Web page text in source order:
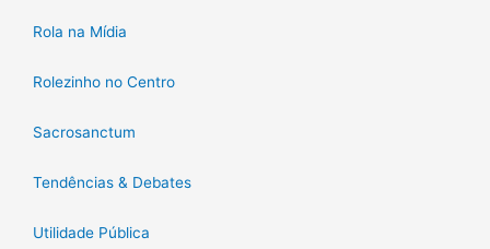
Rola na Mídia
Rolezinho no Centro
Sacrosanctum
Tendências & Debates
Utilidade Pública